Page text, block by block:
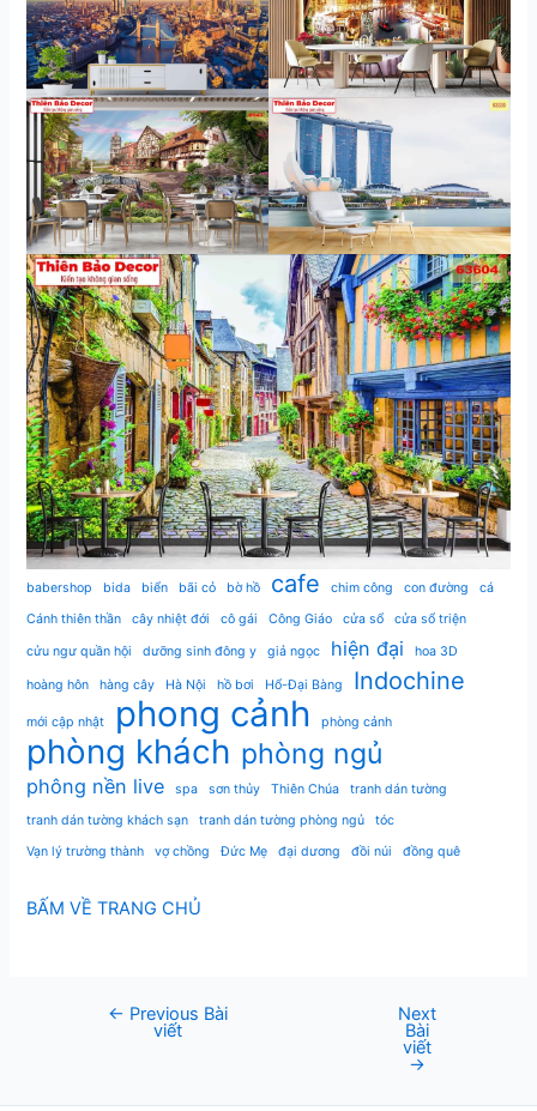
babershop bida biển bãi cỏ bờ hồ cafe chim công con đường
cá
Cánh thiên thần
cây nhiệt đới cô gái Công Giáo cửa sổ cửa sổ triện
cửu ngư quần hội dưỡng sinh đông y giả ngọc hiện đại hoa 3D
hoàng hôn hàng cây Hà Nội hồ bơi Hổ-Đại Bàng Indochine
mới cập nhật phong cảnh phòng cảnh
phòng khách phòng ngủ
phông nền live spa sơn thủy Thiên Chúa
tranh dán tường
tranh dán tường khách sạn
tranh dán tường phòng ngủ
tóc
Vạn lý trường thành
vợ chồng Đức Mẹ đại dương đồi núi đồng quê
BẤM VỀ TRANG CHỦ
← Previous Bài
viết
Next
Bài
viết
→